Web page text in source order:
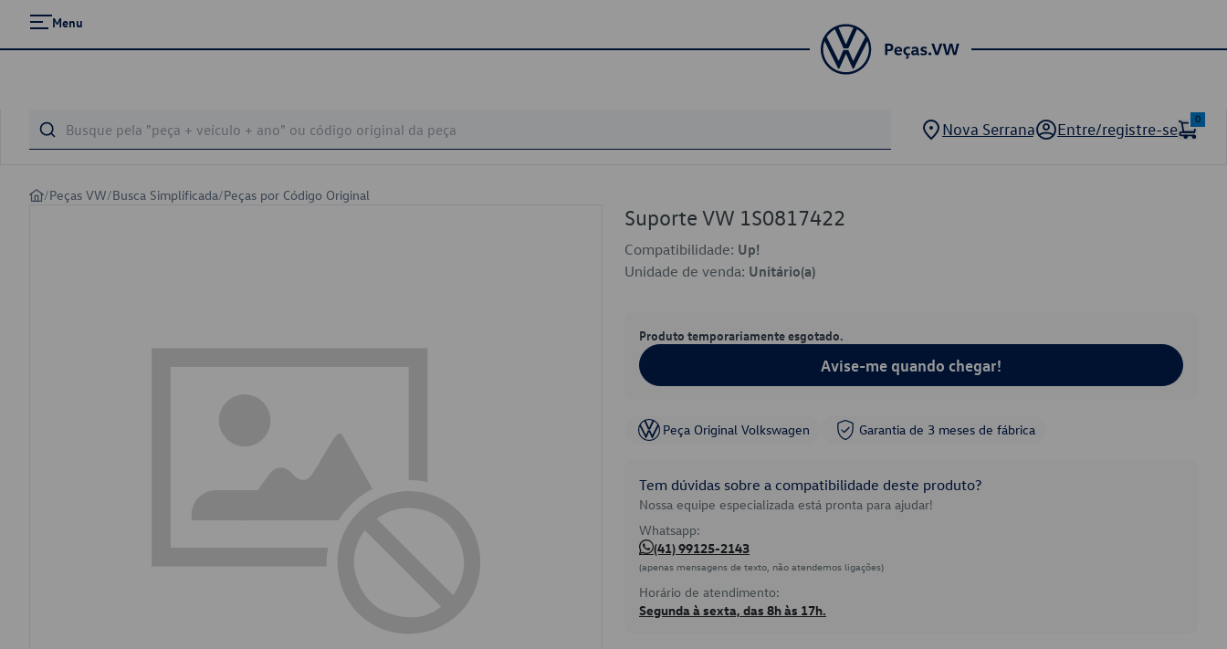
Menu
Nova Serrana Entre/registre-se
0
/Peças VW/Busca Simplificada/Peças por Código Original
Suporte VW 1S0817422
Compatibilidade: Up!
Unidade de venda: Unitário(a)
Produto temporariamente esgotado.
Avise-me quando chegar!
Peça Original Volkswagen Garantia de 3 meses de fábrica
Tem dúvidas sobre a compatibilidade deste produto?
Nossa equipe especializada está pronta para ajudar!
Whatsapp:
(41) 99125-2143
(apenas mensagens de texto, não atendemos ligações)
Horário de atendimento:
Segunda à sexta, das 8h às 17h.